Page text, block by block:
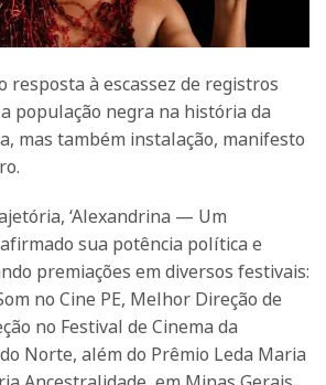
resposta à escassez de registros
população negra na história da
mas também instalação, manifesto
‘Alexandrina — Um
sua potência política e
premiações em diversos festivais:
no Cine PE, Melhor Direção de
no Festival de Cinema da
Norte, além do Prêmio Leda Maria